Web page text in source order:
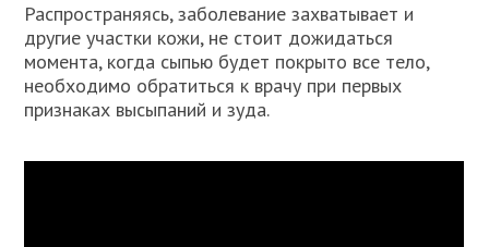
Распространяясь, заболевание захватывает и
другие участки кожи, не стоит дожидаться
момента, когда сыпью будет покрыто все тело,
необходимо обратиться к врачу при первых
признаках высыпаний и зуда.